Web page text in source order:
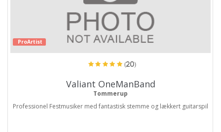
ProArtist
(20)
Valiant OneManBand
Tommerup
Professionel Festmusiker med fantastisk stemme og lækkert guitarspil